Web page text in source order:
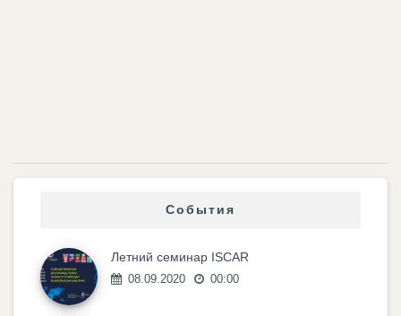
События
Летний семинар ISCAR
08.09.2020 00:00